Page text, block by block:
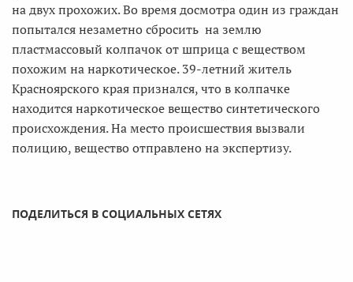
на двух прохожих. Во время досмотра один из граждан
попытался незаметно сбросить на землю
пластмассовый колпачок от шприца с веществом
похожим на наркотическое. 39-летний житель
Красноярского края признался, что в колпачке
находится наркотическое вещество синтетического
происхождения. На место происшествия вызвали
полицию, вещество отправлено на экспертизу.
ПОДЕЛИТЬСЯ В СОЦИАЛЬНЫХ СЕТЯХ